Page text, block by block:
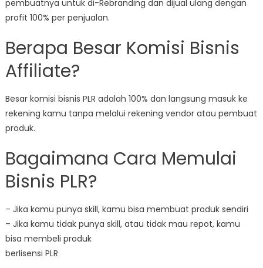
pembuatnya untuk di-Rebranding dan dijual ulang dengan
profit 100% per penjualan.
Berapa Besar Komisi Bisnis
Affiliate?
Besar komisi bisnis PLR adalah 100% dan langsung masuk ke
rekening kamu tanpa melalui rekening vendor atau pembuat
produk.
Bagaimana Cara Memulai
Bisnis PLR?
– Jika kamu punya skill, kamu bisa membuat produk sendiri
– Jika kamu tidak punya skill, atau tidak mau repot, kamu
bisa membeli produk
berlisensi PLR